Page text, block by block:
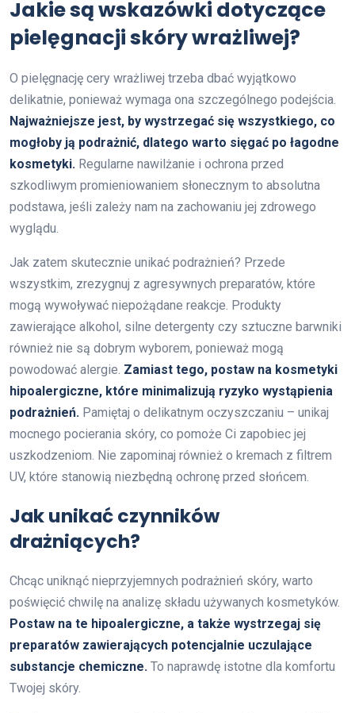
Jakie są wskazówki dotyczące
pielęgnacji skóry wrażliwej?
O pielęgnację cery wrażliwej trzeba dbać wyjątkowo
delikatnie, ponieważ wymaga ona szczególnego podejścia.
Najważniejsze jest, by wystrzegać się wszystkiego, co
mogłoby ją podrażnić, dlatego warto sięgać po łagodne
kosmetyki. Regularne nawilżanie i ochrona przed
szkodliwym promieniowaniem słonecznym to absolutna
podstawa, jeśli zależy nam na zachowaniu jej zdrowego
wyglądu.
Jak zatem skutecznie unikać podrażnień? Przede
wszystkim, zrezygnuj z agresywnych preparatów, które
mogą wywoływać niepożądane reakcje. Produkty
zawierające alkohol, silne detergenty czy sztuczne barwniki
również nie są dobrym wyborem, ponieważ mogą
powodować alergie. Zamiast tego, postaw na kosmetyki
hipoalergiczne, które minimalizują ryzyko wystąpienia
podrażnień. Pamiętaj o delikatnym oczyszczaniu – unikaj
mocnego pocierania skóry, co pomoże Ci zapobiec jej
uszkodzeniom. Nie zapominaj również o kremach z filtrem
UV, które stanowią niezbędną ochronę przed słońcem.
Jak unikać czynników
drażniących?
Chcąc uniknąć nieprzyjemnych podrażnień skóry, warto
poświęcić chwilę na analizę składu używanych kosmetyków.
Postaw na te hipoalergiczne, a także wystrzegaj się
preparatów zawierających potencjalnie uczulające
substancje chemiczne. To naprawdę istotne dla komfortu
Twojej skóry.